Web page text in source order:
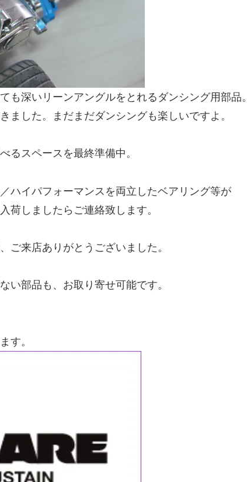
も深いリーンアングルをとれるダンシング用部品。
ました。まだまだダンシングも楽しいですよ。
るスペースを最終準備中。
ハイパフォーマンスを両立したベアリング等が
荷しましたらご連絡致します。
ご来店ありがとうございました。
い部品も、お取り寄せ可能です。
す。